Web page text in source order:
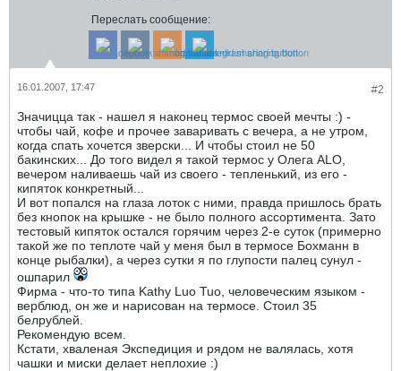
Переслать сообщение:
#2
16.01.2007, 17:47
Значицца так - нашел я наконец термос своей мечты :) -
чтобы чай, кофе и прочее заваривать с вечера, а не утром,
когда спать хочется зверски... И чтобы стоил не 50
бакинских... До того видел я такой термос у Олега АLO,
вечером наливаешь чай из своего - тепленький, из его -
кипяток конкретный...
И вот попался на глаза лоток с ними, правда пришлось брать
без кнопок на крышке - не было полного ассортимента. Зато
тестовый кипяток остался горячим через 2-е суток (примерно
такой же по теплоте чай у меня был в термосе Бохманн в
конце рыбалки), а через сутки я по глупости палец сунул -
ошпарил
Фирма - что-то типа Kathy Luo Tuo, человеческим языком -
верблюд, он же и нарисован на термосе. Стоил 35
белрублей.
Рекомендую всем.
Кстати, хваленая Экспедиция и рядом не валялась, хотя
чашки и миски делает неплохие :)